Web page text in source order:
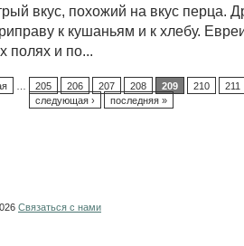
вкус, похожий на вкус перца.
к кушаньям и к хлебу.
полях и по...
205 206 207 208 209 210
211
следующая ›
последняя »
Связаться с нами